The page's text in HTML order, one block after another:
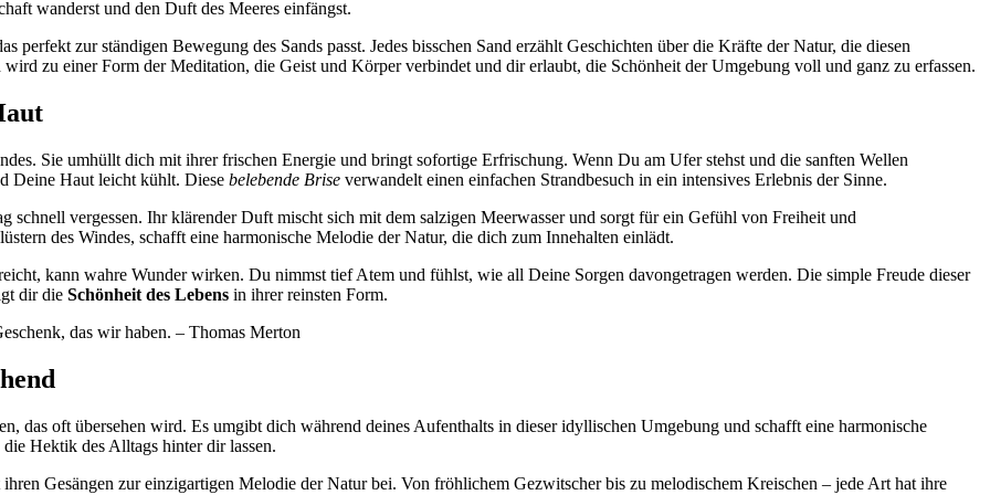
wanderst und den Duft des Meeres einfängst.
perfekt zur ständigen Bewegung des Sands passt. Jedes bisschen Sand erzählt Geschichten über die Kräfte der Natur, die diesen
zu einer Form der Meditation, die Geist und Körper verbindet und dir erlaubt, die Schönheit der Umgebung voll und ganz zu erfassen.
Sie umhüllt dich mit ihrer frischen Energie und bringt sofortige Erfrischung. Wenn Du am Ufer stehst und die sanften Wellen
Deine Haut leicht kühlt. Diese belebende Brise verwandelt einen einfachen Strandbesuch in ein intensives Erlebnis der Sinne.
schnell vergessen. Ihr klärender Duft mischt sich mit dem salzigen Meerwasser und sorgt für ein Gefühl von Freiheit und
des Windes, schafft eine harmonische Melodie der Natur, die dich zum Innehalten einlädt.
kann wahre Wunder wirken. Du nimmst tief Atem und fühlst, wie all Deine Sorgen davongetragen werden. Die simple Freude dieser
dir die Schönheit des Lebens in ihrer reinsten Form.
das wir haben. – Thomas Merton
das oft übersehen wird. Es umgibt dich während deines Aufenthalts in dieser idyllischen Umgebung und schafft eine harmonische
Hektik des Alltags hinter dir lassen.
Gesängen zur einzigartigen Melodie der Natur bei. Von fröhlichem Gezwitscher bis zu melodischem Kreischen – jede Art hat ihre